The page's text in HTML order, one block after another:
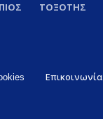
ΤΟΞΟΤΗΣ
Επικοινωνία